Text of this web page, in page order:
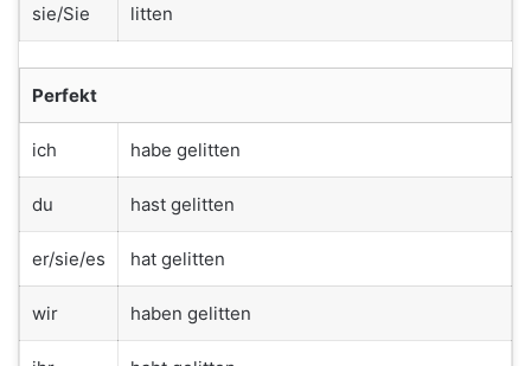
sie/Sie litten
Perfekt
ich habe gelitten
du hast gelitten
er/sie/es hat gelitten
wir haben gelitten